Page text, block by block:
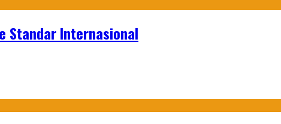
Standar Internasional